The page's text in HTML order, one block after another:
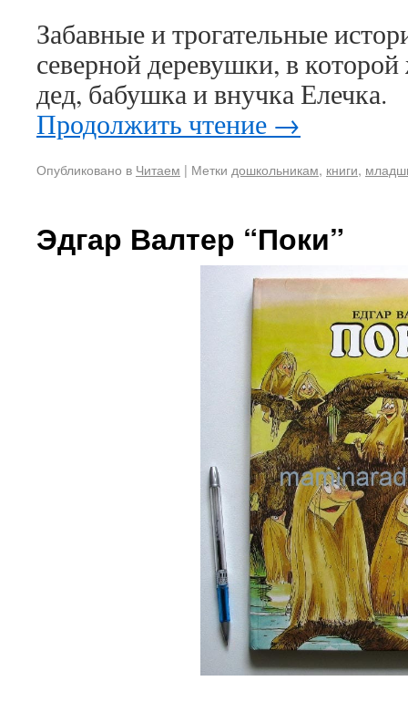
Забавные и трогательные
северной деревушки, в
дед, бабушка и внучка Елечка.
Продолжить чтение →
Опубликовано в Читаем | Метки дошкольникам, книги,
Эдгар Валтер “Поки”